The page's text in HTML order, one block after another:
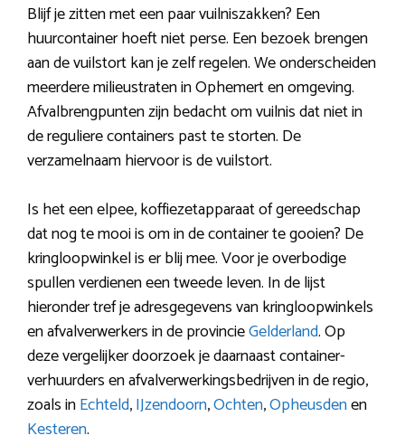
Blijf je zitten met een paar vuilniszakken? Een
huurcontainer hoeft niet perse. Een bezoek brengen
aan de vuilstort kan je zelf regelen. We onderscheiden
meerdere milieustraten in Ophemert en omgeving.
Afvalbrengpunten zijn bedacht om vuilnis dat niet in
de reguliere containers past te storten. De
verzamelnaam hiervoor is de vuilstort.
Is het een elpee, koffiezetapparaat of gereedschap
dat nog te mooi is om in de container te gooien? De
kringloopwinkel is er blij mee. Voor je overbodige
spullen verdienen een tweede leven. In de lijst
hieronder tref je adresgegevens van kringloopwinkels
en afvalverwerkers in de provincieGelderland. Op
deze vergelijker doorzoek je daarnaast container-
verhuurders en afvalverwerkingsbedrijven in de regio,
zoals inEchteld,IJzendoorn,Ochten,Opheusdenen
Kesteren.